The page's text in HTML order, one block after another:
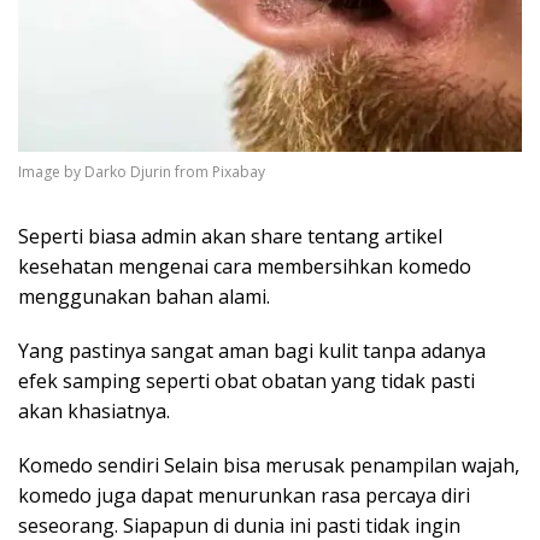
Image by Darko Djurin from Pixabay
Seperti biasa admin akan share tentang artikel
kesehatan mengenai cara membersihkan komedo
menggunakan bahan alami.
Yang pastinya sangat aman bagi kulit tanpa adanya
efek samping seperti obat obatan yang tidak pasti
akan khasiatnya.
Komedo sendiri Selain bisa merusak penampilan wajah,
komedo juga dapat menurunkan rasa percaya diri
seseorang. Siapapun di dunia ini pasti tidak ingin